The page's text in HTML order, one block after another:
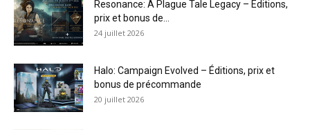
Resonance: A Plague Tale Legacy – Éditions,
prix et bonus de...
24 juillet 2026
Halo: Campaign Evolved – Éditions, prix et
bonus de précommande
20 juillet 2026